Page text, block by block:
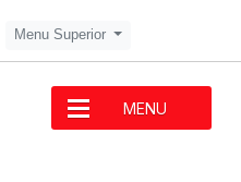
Menu Superior
MENU